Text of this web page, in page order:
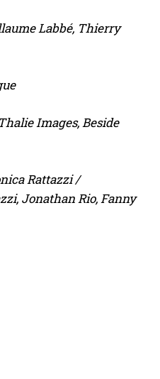
Labbé, Thierry
Images, Beside
Rattazzi /
Jonathan Rio, Fanny